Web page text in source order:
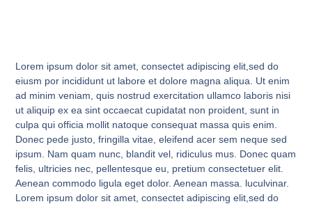
Lorem ipsum dolor sit amet, consectet adipiscing elit,sed do
eiusm por incididunt ut labore et dolore magna aliqua. Ut enim
ad minim veniam, quis nostrud exercitation ullamco laboris nisi
ut aliquip ex ea sint occaecat cupidatat non proident, sunt in
culpa qui officia mollit natoque consequat massa quis enim.
Donec pede justo, fringilla vitae, eleifend acer sem neque sed
ipsum. Nam quam nunc, blandit vel, ridiculus mus. Donec quam
felis, ultricies nec, pellentesque eu, pretium consectetuer elit.
Aenean commodo ligula eget dolor. Aenean massa. luculvinar.
Lorem ipsum dolor sit amet, consectet adipiscing elit,sed do